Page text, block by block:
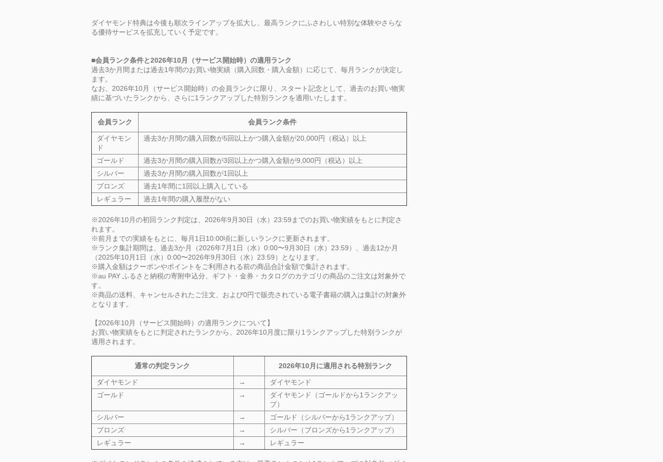
ダイヤモンド特典は今後も順次ラインアップを拡大し、最高ランクにふさわしい特別な体験やさらな
る優待サービスを拡充していく予定です。
■会員ランク条件と2026年10月（サービス開始時）の適用ランク
過去3か月間または過去1年間のお買い物実績（購入回数・購入金額）に応じて、毎月ランクが決定し
ます。
なお、2026年10月（サービス開始時）の会員ランクに限り、スタート記念として、過去のお買い物実
績に基づいたランクから、さらに1ランクアップした特別ランクを適用いたします。
会員ランク 会員ランク条件
ダイヤモン
ド
過去3か月間の購入回数が5回以上かつ購入金額が20,000円（税込）以上
ゴールド
過去3か月間の購入回数が3回以上かつ購入金額が9,000円（税込）以上
シルバー
過去3か月間の購入回数が1回以上
ブロンズ
過去1年間に1回以上購入している
レギュラー
過去1年間の購入履歴がない
※2026年10月の初回ランク判定は、2026年9月30日（水）23:59までのお買い物実績をもとに判定さ
れます。
※前月までの実績をもとに、毎月1日10:00頃に新しいランクに更新されます。
※ランク集計期間は、過去3か月（2026年7月1日（水）0:00〜9月30日（水）23:59）、過去12か月
（2025年10月1日（水）0:00〜2026年9月30日（水）23:59）となります。
※購入金額はクーポンやポイントをご利用される前の商品合計金額で集計されます。
※au PAY ふるさと納税の寄附申込分、ギフト・金券・カタログのカテゴリの商品のご注文は対象外で
す。
※商品の送料、キャンセルされたご注文、および0円で販売されている電子書籍の購入は集計の対象外
となります。
【2026年10月（サービス開始時）の適用ランクについて】
お買い物実績をもとに判定されたランクから、2026年10月度に限り1ランクアップした特別ランクが
適用されます。
通常の判定ランク 2026年10月に適用される特別ランク
ダイヤモンド →
ダイヤモンド
ゴールド
→
ダイヤモンド（ゴールドから1ランクアッ
プ）
シルバー
→
ゴールド（シルバーから1ランクアップ）
ブロンズ
→
シルバー（ブロンズから1ランクアップ）
レギュラー
→ レギュラー